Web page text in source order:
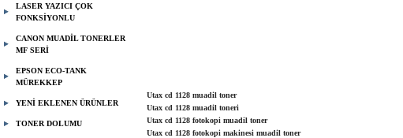
LASER YAZICI ÇOK
FONKSİYONLU
CANON MUADİL TONERLER
MF SERİ
EPSON ECO-TANK
MÜREKKEP
YENİ EKLENEN ÜRÜNLER
TONER DOLUMU
Utax cd 1128 muadil toner
Utax cd 1128 muadil toneri
Utax cd 1128 fotokopi muadil toner
Utax cd 1128 fotokopi makinesi muadil toner